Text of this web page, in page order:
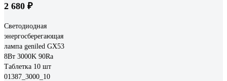
2 680 ₽
Светодиодная
энергосберегающая
лампа geniled GX53
8Вт 3000K 90Ra
Таблетка 10 шт
01387_3000_10